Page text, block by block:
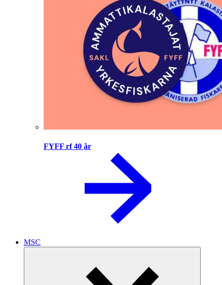
FYFF rf 40 år
MSC